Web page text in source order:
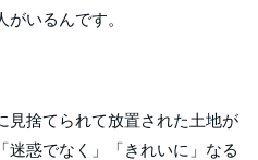
いるんです。
見捨てられて放置された土地が
迷惑でなく」「きれいに」なる